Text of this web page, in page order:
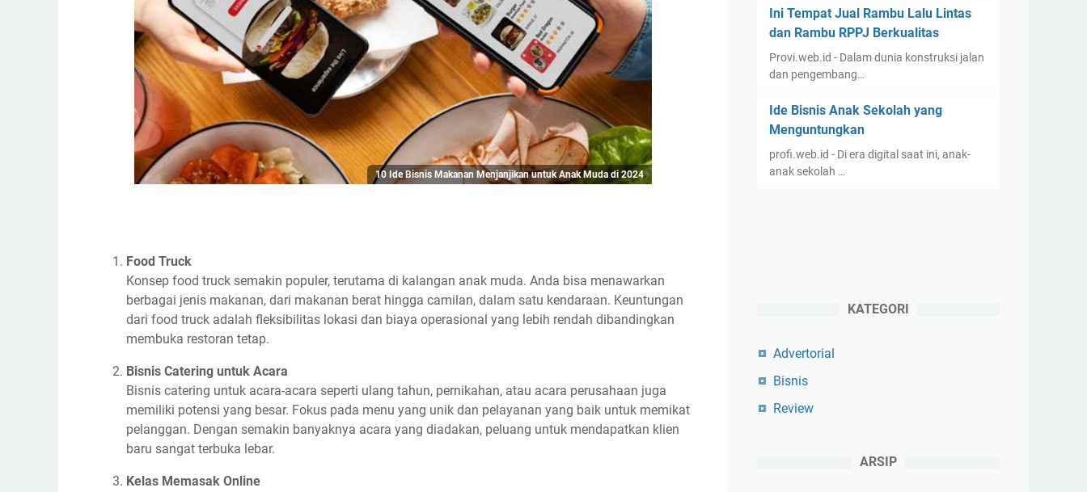
10 Ide Bisnis Makanan Menjanjikan untuk Anak Muda di 2024
Food Truck
Konsep food truck semakin populer, terutama di kalangan anak muda. Anda bisa menawarkan
berbagai jenis makanan, dari makanan berat hingga camilan, dalam satu kendaraan. Keuntungan
dari food truck adalah fleksibilitas lokasi dan biaya operasional yang lebih rendah dibandingkan
membuka restoran tetap.
Bisnis Catering untuk Acara
Bisnis catering untuk acara-acara seperti ulang tahun, pernikahan, atau acara perusahaan juga
memiliki potensi yang besar. Fokus pada menu yang unik dan pelayanan yang baik untuk memikat
pelanggan. Dengan semakin banyaknya acara yang diadakan, peluang untuk mendapatkan klien
baru sangat terbuka lebar.
Kelas Memasak Online
Ini Tempat Jual Rambu Lalu Lintas
dan Rambu RPPJ Berkualitas
Provi.web.id - Dalam dunia konstruksi jalan
dan pengembang…
Ide Bisnis Anak Sekolah yang
Menguntungkan
profi.web.id - Di era digital saat ini, anak-
anak sekolah …
KATEGORI
Advertorial
Bisnis
Review
ARSIP